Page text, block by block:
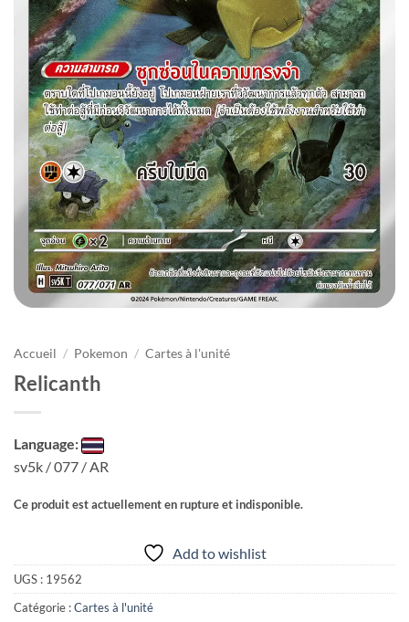
Accueil / Pokemon / Cartes à l'unité
Relicanth
Language:
sv5k / 077 / AR
Ce produit est actuellement en rupture et indisponible.
Add to wishlist
UGS : 19562
Catégorie :Cartes à l'unité